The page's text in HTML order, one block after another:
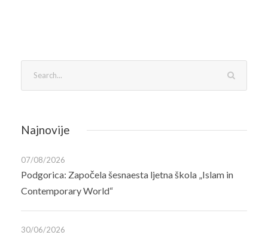
Najnovije
07/08/2026
Podgorica: Započela šesnaesta ljetna škola „Islam in
Contemporary World“
30/06/2026